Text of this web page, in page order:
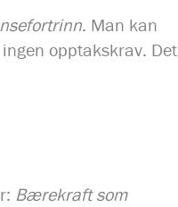
. Man kan
opptakskrav. Det
Bærekraft som